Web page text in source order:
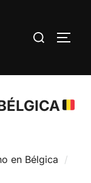
Buscar:
en Bélgica